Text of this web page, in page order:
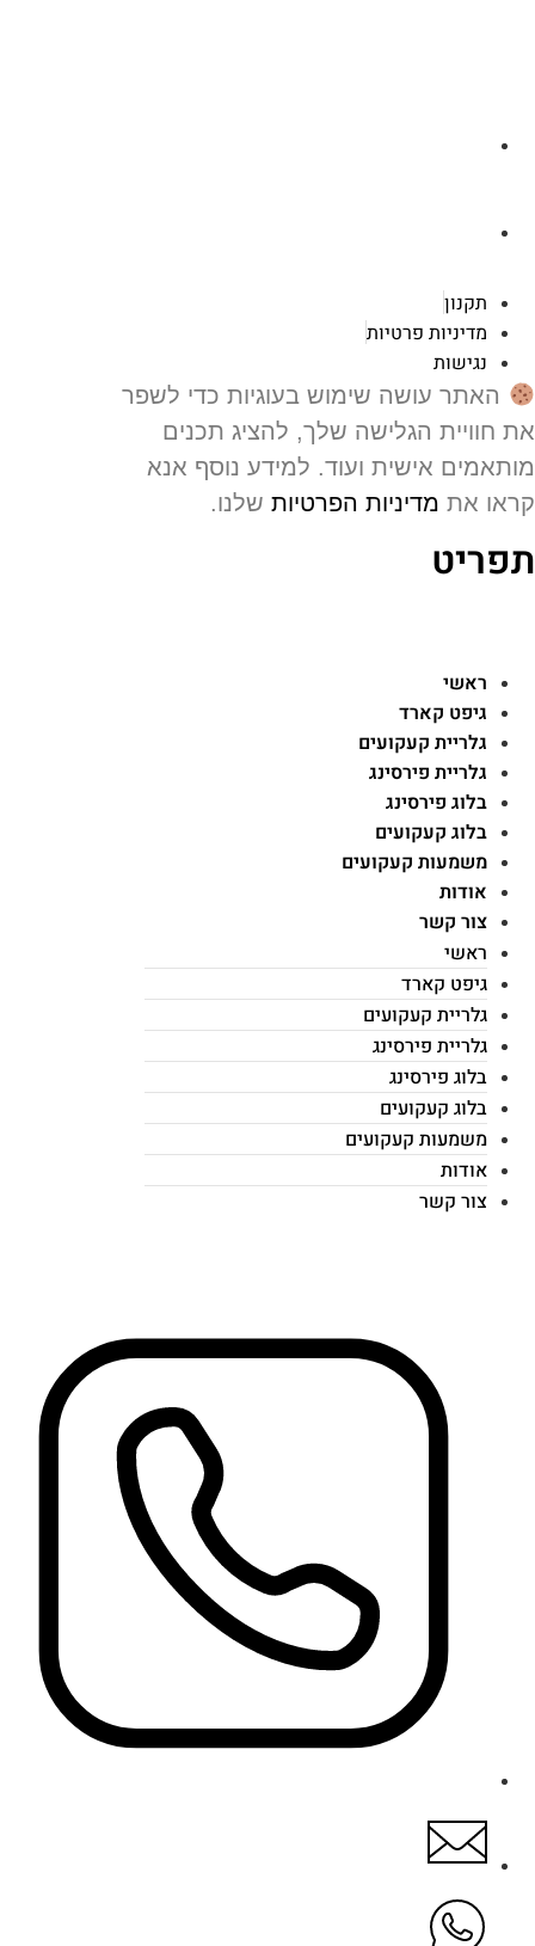
תקנון
מדיניות פרטיות
נגישות
האתר עושה שימוש בעוגיות כדי לשפר
חוויית הגלישה שלך, להציג תכנים
אישית ועוד. למידע נוסף אנא
אתמדיניות הפרטיותשלנו.
ראשי
גיפט קארד
גלריית קעקועים
גלריית פירסינג
בלוג פירסינג
בלוג קעקועים
משמעות קעקועים
אודות
צור קשר
ראשי
גיפט קארד
גלריית קעקועים
גלריית פירסינג
בלוג פירסינג
בלוג קעקועים
משמעות קעקועים
אודות
צור קשר